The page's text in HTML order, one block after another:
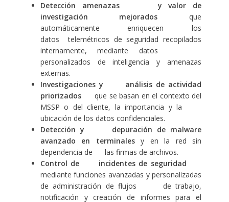
Detección amenazas y valor de
investigación mejorados que
automáticamente enriquecen los
datos telemétricos de seguridad recopilados
internamente, mediante datos
personalizados de inteligencia y amenazas
externas.
Investigaciones y análisis de actividad
priorizadosque se basan en el contexto del
MSSP o del cliente, la importancia y la
ubicación de los datos confidenciales.
Detección y depuración de malware
avanzado en terminalesy en la red sin
dependencia de las firmas de archivos.
Control de incidentes de seguridad
mediante funciones avanzadas y personalizadas
de administración de flujos de trabajo,
notificación y creación de informes para el